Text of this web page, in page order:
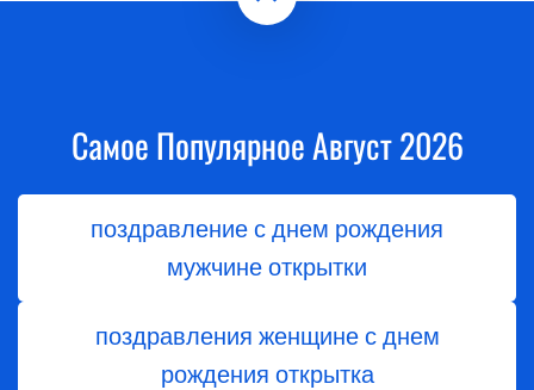
Самое Популярное Август 2026
поздравление с днем рождения
мужчине открытки
поздравления женщине с днем
рождения открытка